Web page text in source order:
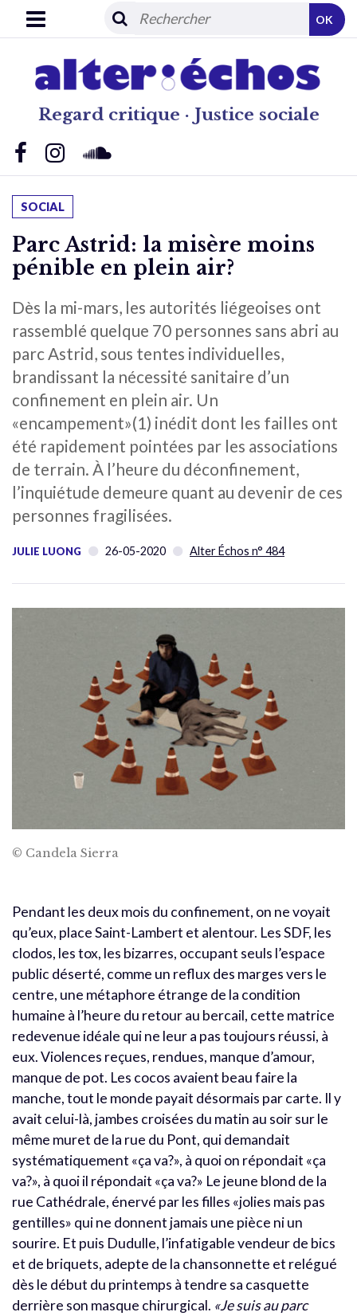
Regard critique · Justice sociale
OK
SOCIAL
Parc Astrid: la misère moins
pénible en plein air?
Dès la mi-mars, les autorités liégeoises ont
rassemblé quelque 70 personnes sans abri au
parc Astrid, sous tentes individuelles,
brandissant la nécessité sanitaire d’un
confinement en plein air. Un
«encampement»(1) inédit dont les failles ont
été rapidement pointées par les associations
de terrain. À l’heure du déconfinement,
l’inquiétude demeure quant au devenir de ces
personnes fragilisées.
JULIE LUONG 26-05-2020 Alter Échos n° 484
© Candela Sierra
Pendant les deux mois du confinement, on ne voyait
qu’eux, place Saint-Lambert et alentour. Les SDF, les
clodos, les tox, les bizarres, occupant seuls l’espace
public déserté, comme un reflux des marges vers le
centre, une métaphore étrange de la condition
humaine à l’heure du retour au bercail, cette matrice
redevenue idéale qui ne leur a pas toujours réussi, à
eux. Violences reçues, rendues, manque d’amour,
manque de pot. Les cocos avaient beau faire la
manche, tout le monde payait désormais par carte. Il y
avait celui-là, jambes croisées du matin au soir sur le
même muret de la rue du Pont, qui demandait
systématiquement «ça va?», à quoi on répondait «ça
va?», à quoi il répondait «ça va?» Le jeune blond de la
rue Cathédrale, énervé par les filles «jolies mais pas
gentilles» qui ne donnent jamais une pièce ni un
sourire. Et puis Dudulle, l’infatigable vendeur de bics
et de briquets, adepte de la chansonnette et relégué
dès le début du printemps à tendre sa casquette
derrière son masque chirurgical. «Je suis au parc